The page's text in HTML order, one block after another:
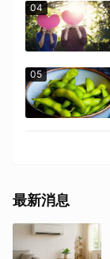
04
05
最新消息